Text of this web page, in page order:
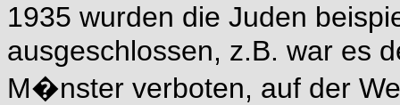
1935 wurden die Juden
ausgeschlossen, z.B. war es
M�nster verboten, auf der